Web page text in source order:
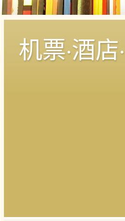
机票·酒店